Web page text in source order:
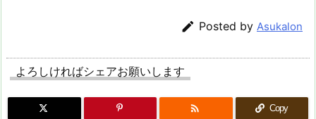
 Posted by Asukalon
よろしければシェアお願いします
 Copy